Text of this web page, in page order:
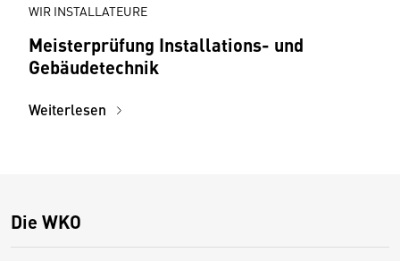
WIR INSTALLATEURE
Meisterprüfung Installations- und
Gebäudetechnik
Weiterlesen
Die WKO